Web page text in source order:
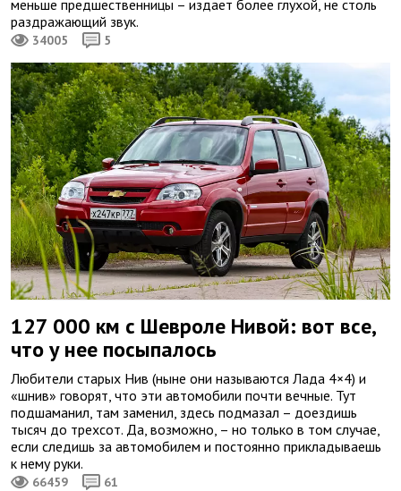
меньше предшественницы – издает более глухой, не столь
раздражающий звук.
34005 5
127 000 км с Шевроле Нивой: вот все,
что у нее посыпалось
Любители старых Нив (ныне они называются Лада 4×4) и
«шнив» говорят, что эти автомобили почти вечные. Тут
подшаманил, там заменил, здесь подмазал – доездишь
тысяч до трехсот. Да, возможно, – но только в том случае,
если следишь за автомобилем и постоянно прикладываешь
к нему руки.
66459 61